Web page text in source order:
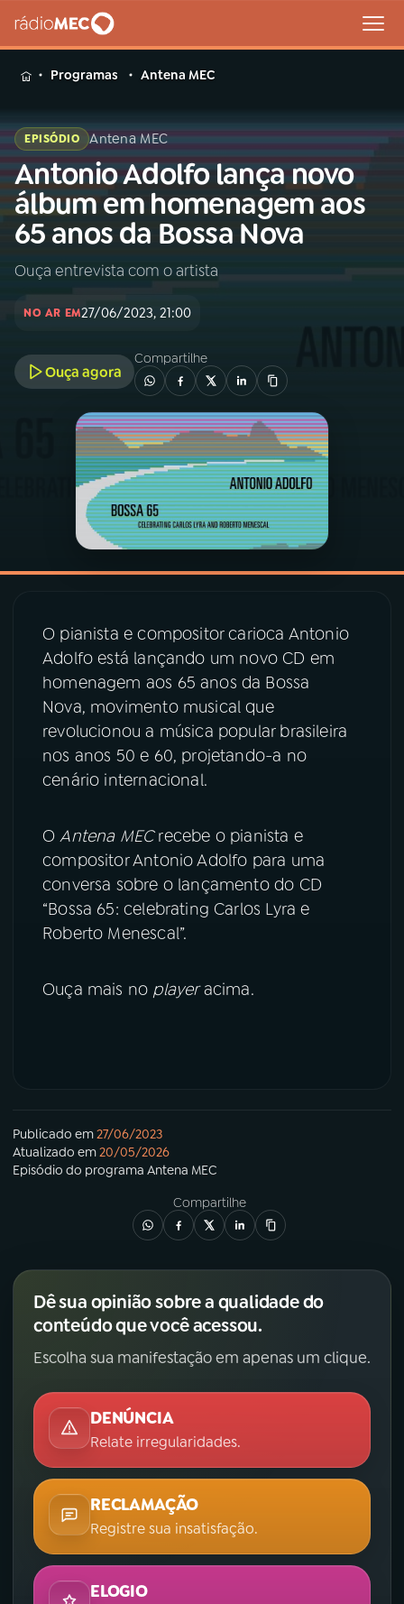
MENU
Buscar
na
Rádio
MEC
Buscar
Início
02A RÁDIO
PROGRAMAÇÃO
PROGRAMAS
VIDEOCASTS
07ÚLTIMAS
YouTube Facebook
Instagram X
TikTok
Programas Antena MEC
EPISÓDIO Antena MEC
Antonio Adolfo lança novo
álbum em homenagem aos
65 anos da Bossa Nova
Ouça entrevista com o artista
NO AR EM27/06/2023, 21:00
Ouça agora
Compartilhe
O pianista e compositor carioca Antonio
Adolfo está lançando um novo CD em
homenagem aos 65 anos da Bossa
Nova, movimento musical que
revolucionou a música popular brasileira
nos anos 50 e 60, projetando-a no
cenário internacional.
OAntena MECrecebe o pianista e
compositor Antonio Adolfo para uma
conversa sobre o lançamento do CD
“Bossa 65: celebrating Carlos Lyra e
Roberto Menescal”.
Ouça mais no playeracima.
Publicado em27/06/2023
Atualizado em20/05/2026
Episódio do programa Antena MEC
Compartilhe
Dê sua opinião sobre a qualidade do
conteúdo que você acessou.
Escolha sua manifestação em apenas um clique.
DENÚNCIA
Relate irregularidades.
RECLAMAÇÃO
Registre sua insatisfação.
ELOGIO